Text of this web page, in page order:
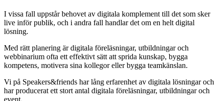
I vissa fall uppstår behovet av digitala komplement till det som sker
live inför publik, och i andra fall handlar det om en helt digital
lösning.
Med rätt planering är digitala föreläsningar, utbildningar och
webbinarium ofta ett effektivt sätt att sprida kunskap, bygga
kompetens, motivera sina kollegor eller bygga teamkänslan.
Vi på Speakers&friends har lång erfarenhet av digitala lösningar och
har producerat ett stort antal digitala föreläsningar, utbildningar och
event.